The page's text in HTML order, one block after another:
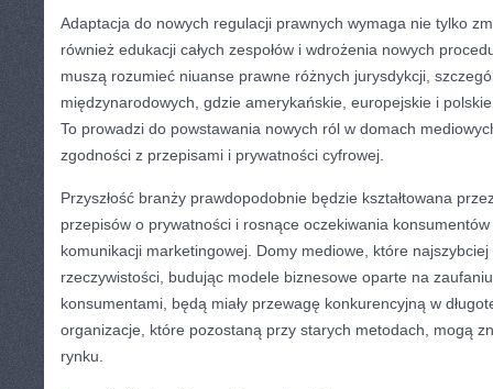
Adaptacja do nowych regulacji prawnych wymaga nie tylko
również edukacji całych zespołów i wdrożenia nowych
muszą rozumieć niuanse prawne różnych jurysdykcji,
międzynarodowych, gdzie amerykańskie, europejskie i
To prowadzi do powstawania nowych ról w domach
zgodności z przepisami i prywatności cyfrowej.
Przyszłość branży prawdopodobnie będzie kształtowana
przepisów o prywatności i rosnące oczekiwania
komunikacji marketingowej. Domy mediowe, które
rzeczywistości, budując modele biznesowe oparte na
konsumentami, będą miały przewagę konkurencyjną w
organizacje, które pozostaną przy starych metodach, mogą
rynku.